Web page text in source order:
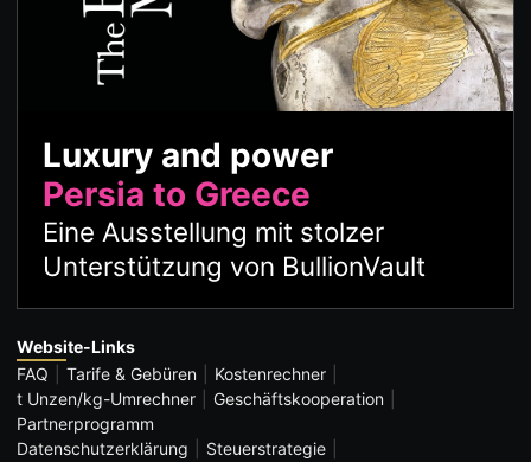
Luxury and power
Persia to Greece
Eine Ausstellung mit stolzer
Unterstützung von BullionVault
Website-Links
FAQ
Tarife & Gebüren
Kostenrechner
t Unzen/kg-Umrechner
Geschäftskooperation
Partnerprogramm
Datenschutzerklärung
Steuerstrategie